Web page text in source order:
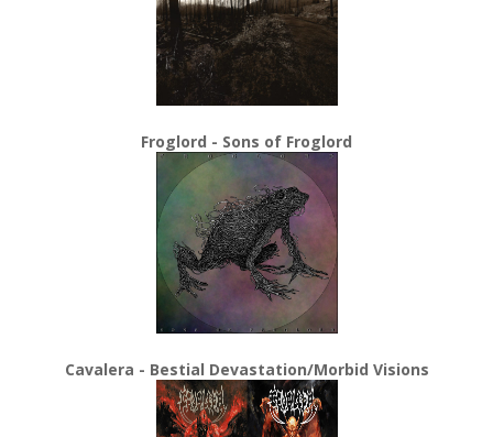
Froglord - Sons of Froglord
Cavalera - Bestial Devastation/Morbid Visions